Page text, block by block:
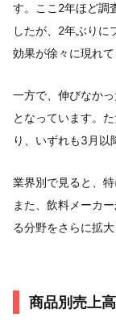
す。ここ2年ほど調
したが、2年ぶり
効果が徐々に現れて
一方で、伸びなか
となっています。
り、いずれも3月以
業界別で見ると、
また、飲料メーカ
る分野をさらに拡大
商品別売上